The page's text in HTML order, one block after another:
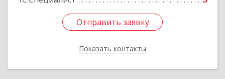
Отправить заявку
Показать контакты
Отправить заявку
Назад